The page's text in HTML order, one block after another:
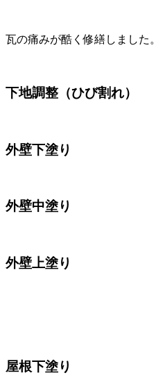
瓦の痛みが酷く修繕しました。
下地調整（ひび割れ）
外壁下塗り
外壁中塗り
外壁上塗り
屋根下塗り